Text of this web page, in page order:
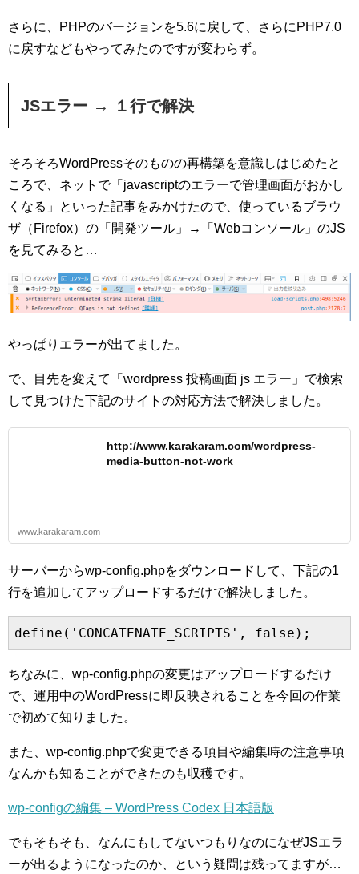
さらに、PHPのバージョンを5.6に戻して、さらにPHP7.0
に戻すなどもやってみたのですが変わらず。
JSエラー → １行で解決
そろそろWordPressそのものの再構築を意識しはじめたと
ころで、ネットで「javascriptのエラーで管理画面がおかし
くなる」といった記事をみかけたので、使っているブラウ
ザ（Firefox）の「開発ツール」→「Webコンソール」のJS
を見てみると…
やっぱりエラーが出てました。
で、目先を変えて「wordpress 投稿画面 js エラー」で検索
して見つけた下記のサイトの対応方法で解決しました。
http://www.karakaram.com/wordpress-
media-button-not-work
www.karakaram.com
サーバーからwp-config.phpをダウンロードして、下記の1
行を追加してアップロードするだけで解決しました。
define ( 'CONCATENATE_SCRIPTS' , false );
ちなみに、wp-config.phpの変更はアップロードするだけ
で、運用中のWordPressに即反映されることを今回の作業
で初めて知りました。
また、wp-config.phpで変更できる項目や編集時の注意事項
なんかも知ることができたのも収穫です。
wp-configの編集 – WordPress Codex 日本語版
でもそもそも、なんにもしてないつもりなのになぜJSエラ
ーが出るようになったのか、という疑問は残ってますが…